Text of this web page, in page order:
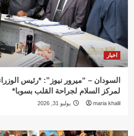
اخبار
السودان – “ميرور نيوز”: *رئيس
لمركز السلام لجراحة القلب بسوبا*
maria khalil يوليو 31, 2026